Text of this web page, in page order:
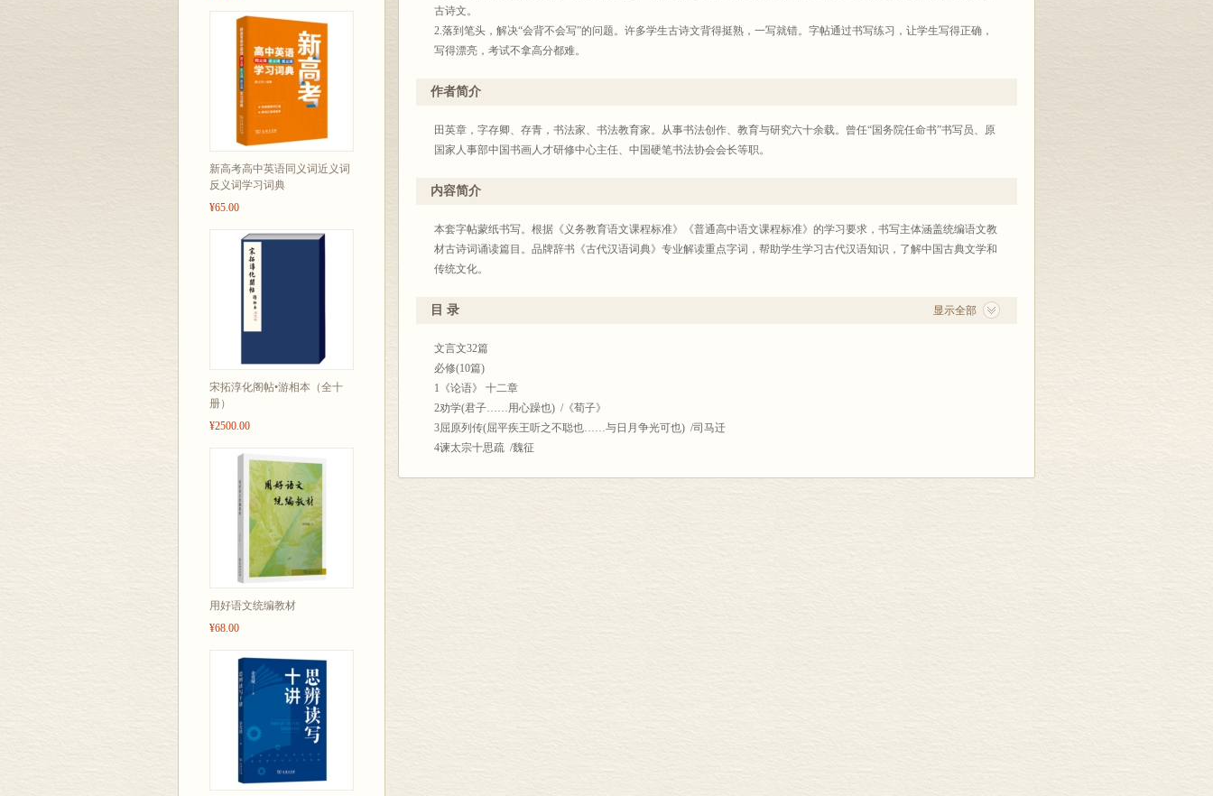
新高考高中英语同义词近义词
反义词学习词典
¥65.00
宋拓淳化阁帖•游相本（全十
册）
¥2500.00
用好语文统编教材
¥68.00
古诗文。
2.落到笔头，解决“会背不会写”的问题。许多学生古诗文背得挺熟，一写就错。字帖通过书写练习，让学生写得正确，
写得漂亮，考试不拿高分都难。
页下方附有当页重点、难点字词在《古代汉语词典》中的相应释义，帮助学生加深理解、掌握文言文基础知识。百年老
作者简介
田英章，字存卿、存青，书法家、书法教育家。从事书法创作、教育与研究六十余载。曾任“国务院任命书”书写员、原
国家人事部中国书画人才研修中心主任、中国硬笔书法协会会长等职。
内容简介
本套字帖蒙纸书写。根据《义务教育语文课程标准》《普通高中语文课程标准》的学习要求，书写主体涵盖统编语文教
材古诗词诵读篇目。品牌辞书《古代汉语词典》专业解读重点字词，帮助学生学习古代汉语知识，了解中国古典文学和
传统文化。
显示全部
目 录
文言文32篇
必修(10篇)
1《论语》 十二章
2劝学(君子……用心躁也) /《荀子》
3屈原列传(屈平疾王听之不聪也……与日月争光可也) /司马迁
4谏太宗十思疏 /魏征